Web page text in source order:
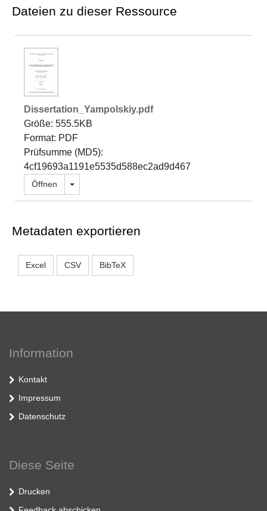
Dateien zu dieser Ressource
Dissertation_Yampolskiy.pdf
Größe: 555.5KB
Format: PDF
Prüfsumme (MD5):
4cf19693a1191e5535d588ec2ad9d467
Öffnen Dropdown öffnen
Metadaten exportieren
Excel CSV BibTeX
Information
Kontakt
Impressum
Datenschutz
Diese Seite
Drucken